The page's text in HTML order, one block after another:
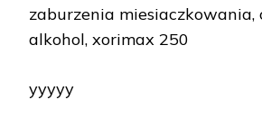
zaburzenia miesiaczkowania,
alkohol, xorimax 250
yyyyy